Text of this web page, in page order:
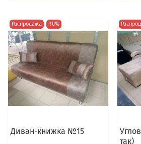
Распродажа -10%
Диван-книжка №15
так)